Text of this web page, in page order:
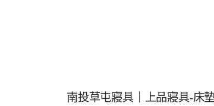
南投草屯寢具｜上品寢具-床